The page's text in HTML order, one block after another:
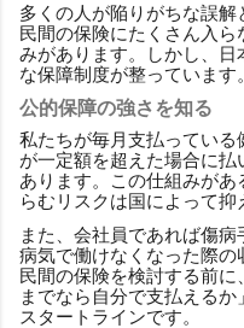
多くの人が陥りがちな誤解
民間の保険にたくさん入
みがあります。しかし、
な保障制度が整っています。
公的保障の強さを知る
私たちが毎月支払ってい
が一定額を超えた場合に
あります。この仕組みが
らむリスクは国によって抑
また、会社員であれば傷病
病気で働けなくなった際の
民間の保険を検討する前
までなら自分で支払える
スタートラインです。